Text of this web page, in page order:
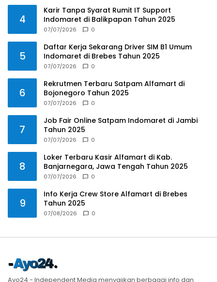
4
Karir Tanpa Syarat Rumit IT Support
Indomaret di Balikpapan Tahun 2025
07/07/2026 0
5
Daftar Kerja Sekarang Driver SIM B1 Umum
Indomaret di Brebes Tahun 2025
07/07/2026 0
6
Rekrutmen Terbaru Satpam Alfamart di
Bojonegoro Tahun 2025
07/07/2026 0
7
Job Fair Online Satpam Indomaret di Jambi
Tahun 2025
07/07/2026 0
8
Loker Terbaru Kasir Alfamart di Kab.
Banjarnegara, Jawa Tengah Tahun 2025
07/07/2026 0
9
Info Kerja Crew Store Alfamart di Brebes
Tahun 2025
07/08/2026 0
Ayo24 - Independent Media menyajikan berbagai info dan